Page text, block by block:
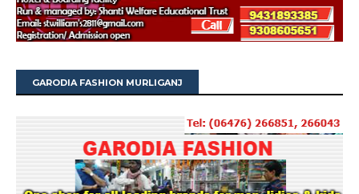
GARODIA FASHION MURLIGANJ